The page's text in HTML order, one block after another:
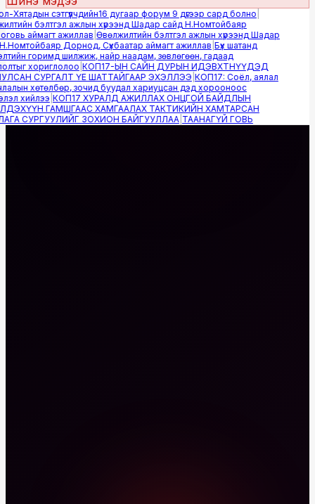
сэтгүүлчдийн16 дугаар форум 9 дүгээр сард болно|
бэлтгэл ажлын хүрээнд Шадар сайд Н.Номтойбаяр
аймагт ажиллав|Өвөлжилтийн бэлтгэл ажлын хүрээнд Шадар
Дорнод, Сүхбаатар аймагт ажиллав|Бүх шатанд
горимд шилжиж, найр наадам, зөвлөгөөн, гадаад
хориглолоо|КОП17-ЫН САЙН ДУРЫН ИДЭВХТНҮҮДЭД
СУРГАЛТ ҮЕ ШАТТАЙГААР ЭХЭЛЛЭЭ|КОП17: Соёл, аялал
хөтөлбөр, зочид буудал хариуцсан дэд хорооноос
хийлээ|КОП17 ХУРАЛД АЖИЛЛАХ ОНЦГОЙ БАЙДЛЫН
ГАМШГААС ХАМГААЛАХ ТАКТИКИЙН ХАМТАРСАН
СУРГУУЛИЙГ ЗОХИОН БАЙГУУЛЛАА|ТААНАГҮЙ ГОВЬ